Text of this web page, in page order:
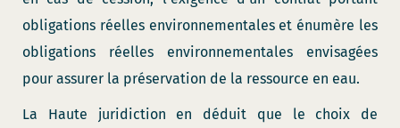
obligations réelles environnementales et énumère les
obligations réelles environnementales envisagées
pour assurer la préservation de la ressource en eau.
La Haute juridiction en déduit que le choix de